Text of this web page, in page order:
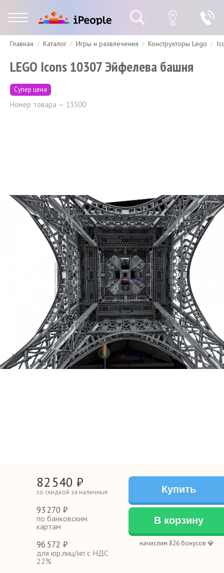
Гарантия Доставка и оплата Спецпредложения Скидки
Главная Каталог Игры и развлечения Конструкторы Lego
LEGO Icons 10307 Эйфелева башня
Супер цена
Номер товара — 13500
82 540 ₽
со скидкой за наличные
93270 ₽
по банковским
картам
96 572 ₽
для юр.лиц/ип с НДС
22%
Купить
В корзину
начислим 826 бонусов 💎